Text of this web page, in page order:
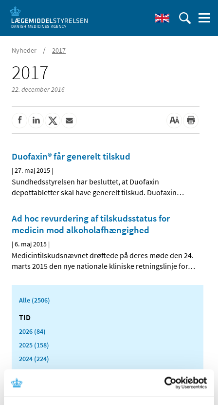
Nyheder / 2017
2017
22. december 2016
Duofaxin® får generelt tilskud
|27. maj 2015 |
Sundhedsstyrelsen har besluttet, at Duofaxin
depottabletter skal have generelt tilskud. Duofaxin…
Ad hoc revurdering af tilskudsstatus for
medicin mod alkoholafhængighed
|6. maj 2015 |
Medicintilskudsnævnet drøftede på deres møde den 24.
marts 2015 den nye nationale kliniske retningslinje for…
Alle (2506)
TID
2026 (84)
2025 (158)
2024 (224)
2023 (195)
2022 (197)
2021 (516)